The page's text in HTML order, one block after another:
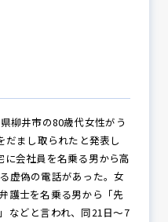
ース
ール
ナー
柳井市の80歳代女性がう
だまし取られたと発表し
会社員を名乗る男から高
虚偽の電話があった。女
護士を名乗る男から「先
などと言われ、同21日～7